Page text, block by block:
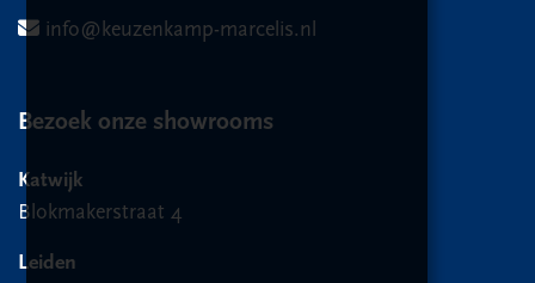
info@keuzenkamp-marcelis.nl
Bezoek onze showrooms
Katwijk
Blokmakerstraat 4
Leiden